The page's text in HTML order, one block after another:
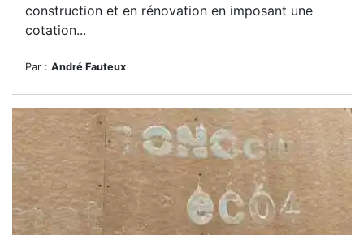
construction et en rénovation en imposant une
cotation...
Par : André Fauteux